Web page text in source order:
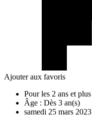
Ajouter aux favoris
Pour les 2 ans et plus
Âge : Dès 3 an(s)
samedi 25 mars 2023